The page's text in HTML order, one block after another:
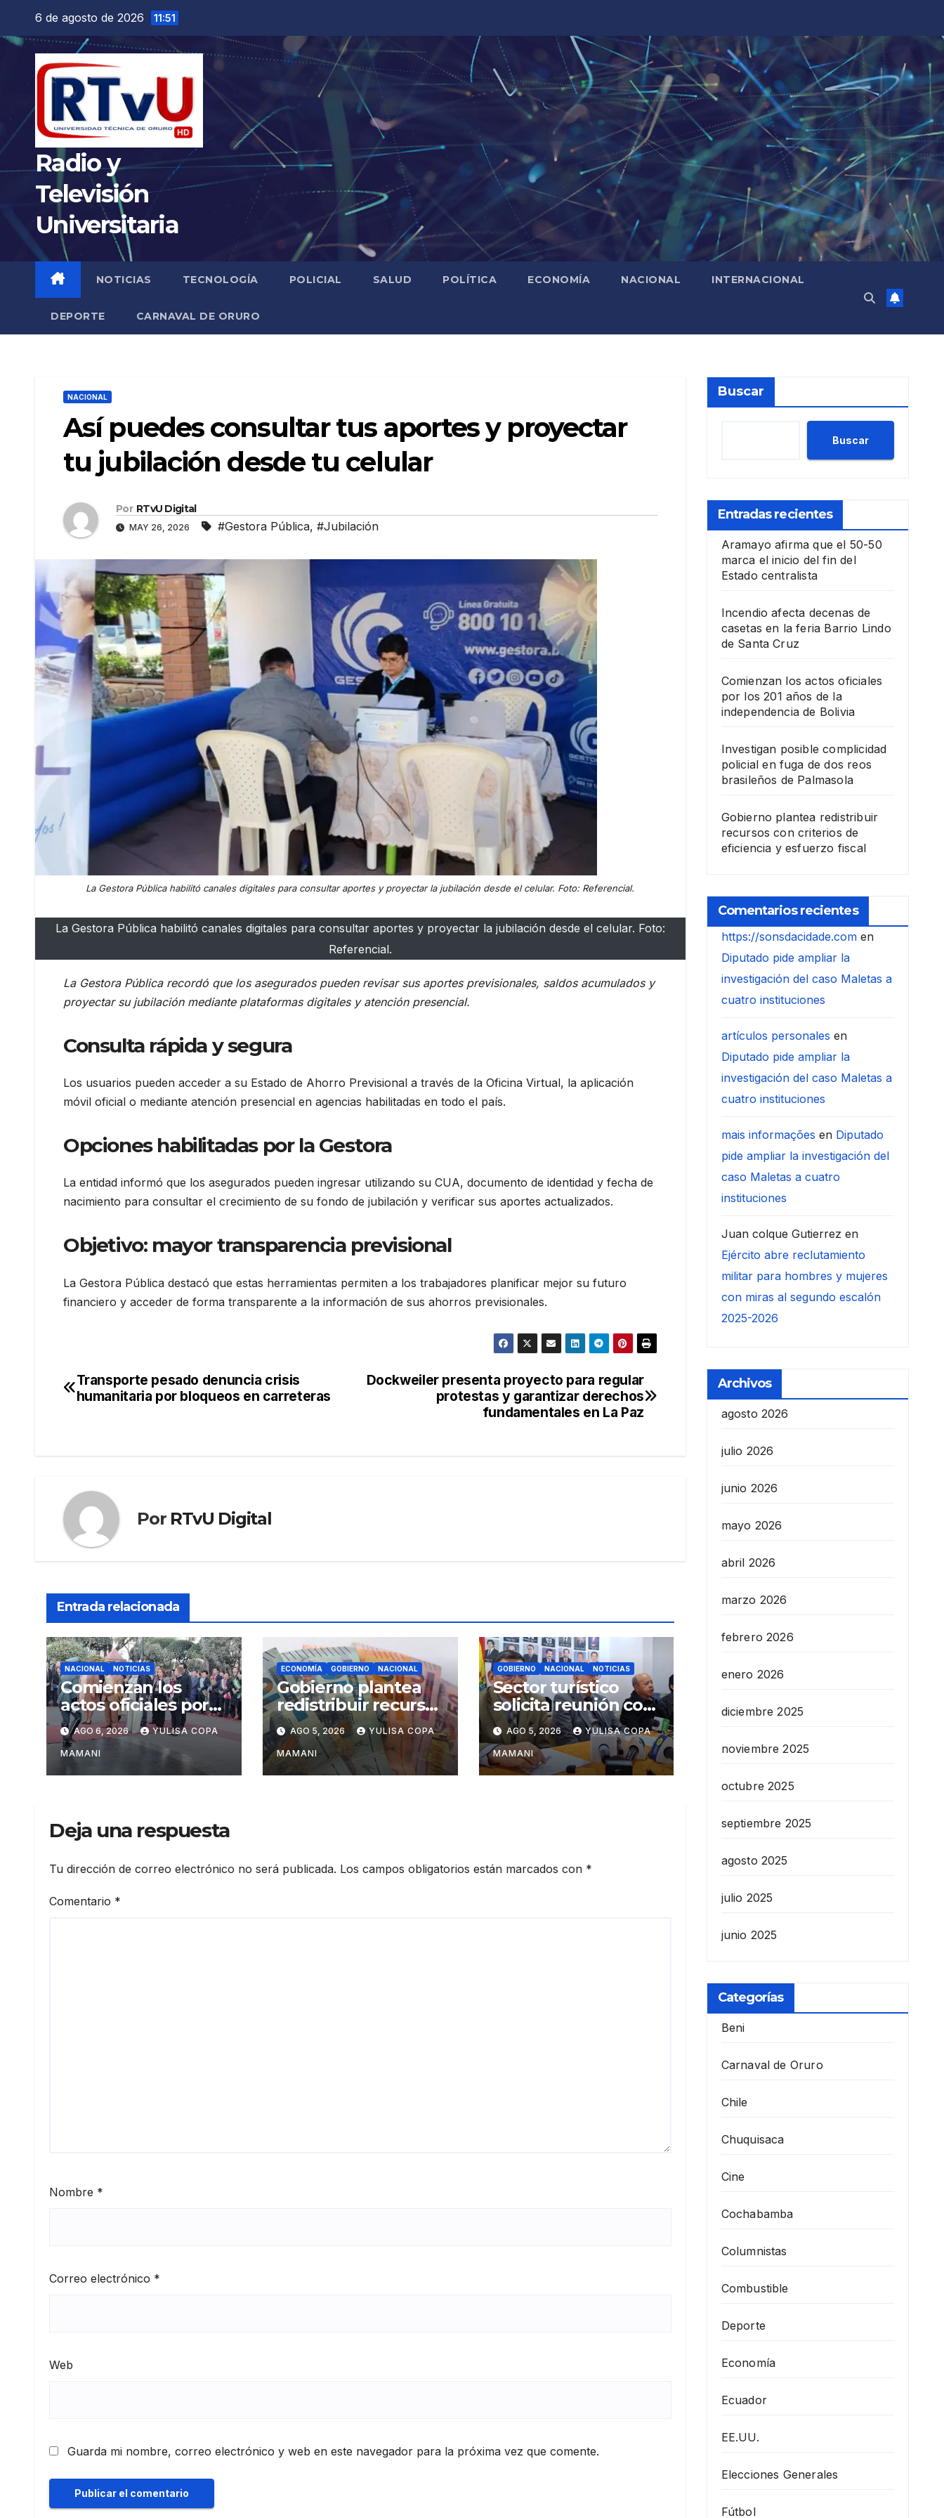
contenido
6 de agosto de 2026 11:51
Radio y
Televisión
Universitaria
NOTICIAS TECNOLOGÍA POLICIAL SALUD POLÍTICA ECONOMÍA NACIONAL INTERNACIONAL
DEPORTE CARNAVAL DE ORURO
NACIONAL
Así puedes consultar tus aportes y proyectar
tu jubilación desde tu celular
Por RTvU Digital
MAY 26, 2026 #Gestora Pública, #Jubilación
La Gestora Pública habilitó canales digitales para consultar aportes y proyectar la jubilación desde el celular. Foto: Referencial.
La Gestora Pública habilitó canales digitales para consultar aportes y proyectar la jubilación desde el celular. Foto:
Referencial.
La Gestora Pública recordó que los asegurados pueden revisar sus aportes previsionales, saldos acumulados y
proyectar su jubilación mediante plataformas digitales y atención presencial.
Consulta rápida y segura
Los usuarios pueden acceder a su Estado de Ahorro Previsional a través de la Oficina Virtual, la aplicación
móvil oficial o mediante atención presencial en agencias habilitadas en todo el país.
Opciones habilitadas por la Gestora
La entidad informó que los asegurados pueden ingresar utilizando su CUA, documento de identidad y fecha de
nacimiento para consultar el crecimiento de su fondo de jubilación y verificar sus aportes actualizados.
Objetivo: mayor transparencia previsional
La Gestora Pública destacó que estas herramientas permiten a los trabajadores planificar mejor su futuro
financiero y acceder de forma transparente a la información de sus ahorros previsionales.
Navegación
Dockweiler presenta proyecto para regular
protestas y garantizar derechos
fundamentales en La Paz
Transporte pesado denuncia crisis
humanitaria por bloqueos en carreteras
Por RTvU Digital
Entrada relacionada
NACIONAL NOTICIAS
Comienzan los
actos oficiales por
los 201 años de la
independencia de
Bolivia
AGO 6, 2026 YULISA COPA
MAMANI
ECONOMÍA GOBIERNO NACIONAL
Gobierno plantea
redistribuir recursos
con criterios de
eficiencia y
esfuerzo fiscal
AGO 5, 2026 YULISA COPA
MAMANI
GOBIERNO NACIONAL NOTICIAS
Sector turístico
solicita reunión con
Rodrigo Paz tras
cambios en la
administración del
turismo
AGO 5, 2026 YULISA COPA
MAMANI
Deja una respuesta
Tu dirección de correo electrónico no será publicada. Los campos obligatorios están marcados con *
Comentario *
Nombre *
Correo electrónico *
Web
Guarda mi nombre, correo electrónico y web en este navegador para la próxima vez que comente.
Buscar
Buscar
Entradas recientes
Aramayo afirma que el 50-50
marca el inicio del fin del
Estado centralista
Incendio afecta decenas de
casetas en la feria Barrio Lindo
de Santa Cruz
Comienzan los actos oficiales
por los 201 años de la
independencia de Bolivia
Investigan posible complicidad
policial en fuga de dos reos
brasileños de Palmasola
Gobierno plantea redistribuir
recursos con criterios de
eficiencia y esfuerzo fiscal
Comentarios recientes
https://sonsdacidade.comen
Diputado pide ampliar la
investigación del caso Maletas a
cuatro instituciones
artículos personales en
Diputado pide ampliar la
investigación del caso Maletas a
cuatro instituciones
mais informações en Diputado
pide ampliar la investigación del
caso Maletas a cuatro
instituciones
Juan colque Gutierrez en
Ejército abre reclutamiento
militar para hombres y mujeres
con miras al segundo escalón
2025-2026
Archivos
agosto 2026
julio 2026
junio 2026
mayo 2026
abril 2026
marzo 2026
febrero 2026
enero 2026
diciembre 2025
noviembre 2025
octubre 2025
septiembre 2025
agosto 2025
julio 2025
junio 2025
Categorías
Beni
Carnaval de Oruro
Chile
Chuquisaca
Cine
Cochabamba
Columnistas
Combustible
Deporte
Economía
Ecuador
EE.UU.
Elecciones Generales
Fútbol